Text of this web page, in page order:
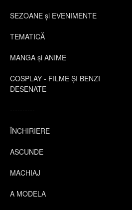
SEZOANE și EVENIMENTE
TEMATICĂ
MANGA și ANIME
COSPLAY - FILME ȘI BENZI
DESENATE
----------
ÎNCHIRIERE
ASCUNDE
MACHIAJ
A MODELA